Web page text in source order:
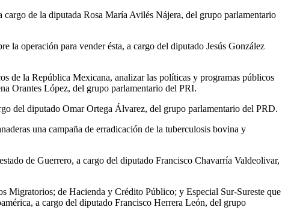
de la diputada Rosa María Avilés Nájera, del grupo parlamentario
operación para vender ésta, a cargo del diputado Jesús González
de la República Mexicana, analizar las políticas y programas públicos
Orantes López, del grupo parlamentario del PRI.
del diputado Omar Ortega Álvarez, del grupo parlamentario del PRD.
una campaña de erradicación de la tuberculosis bovina y
de Guerrero, a cargo del diputado Francisco Chavarría Valdeolivar,
Migratorios; de Hacienda y Crédito Público; y Especial Sur-Sureste que
a cargo del diputado Francisco Herrera León, del grupo